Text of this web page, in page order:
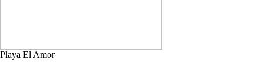
Playa El Amor